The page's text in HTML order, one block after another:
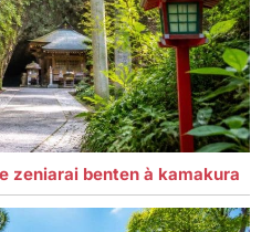
zeniarai benten à kamakura